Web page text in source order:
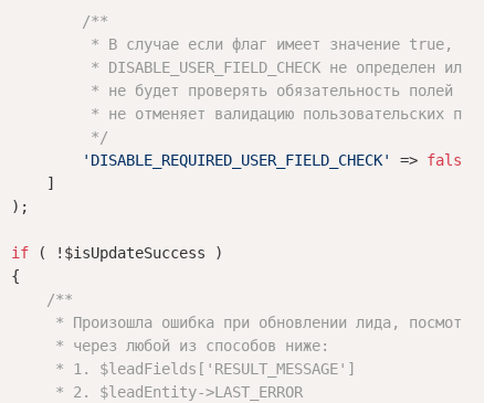
/**
* В случае если флаг имеет значение true, а
* DISABLE_USER_FIELD_CHECK не определен или
* не будет проверять обязательность полей со
* не отменяет валидацию пользовательских
         */
'DISABLE_REQUIRED_USER_FIELD_CHECK'
=> false
    ]
);
if ( !$isUpdateSuccess )
{
/**
* Произошла ошибка при обновлении лида,
     * через любой из способов ниже:
     * 1. $leadFields['RESULT_MESSAGE']
     * 2. $leadEntity->LAST_ERROR